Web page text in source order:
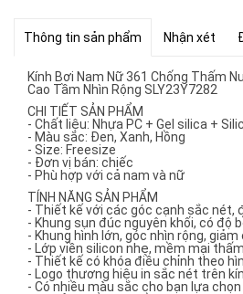
Thông tin sản phẩm Nhận xét
Kính Bơi Nam Nữ 361 Chống Thấm
Cao Tầm Nhìn Rộng SLY23Y7282
CHI TIẾT SẢN PHẨM
- Chất liệu: Nhựa PC + Gel silica +
- Màu sắc: Đen, Xanh, Hồng
- Size: Freesize
- Đơn vị bán: chiếc
- Phù hợp với cả nam và nữ
TÍNH NĂNG SẢN PHẨM
- Thiết kế với các góc cạnh sắc nét,
- Khung sụn đúc nguyên khối, có độ
- Khung hình lớn, góc nhìn rộng,
- Lớp viền silicon nhẹ, mềm mại
- Thiết kế có khóa điều chỉnh theo
- Logo thương hiệu in sắc nét trên
- Có nhiều màu sắc cho bạn lựa chọn